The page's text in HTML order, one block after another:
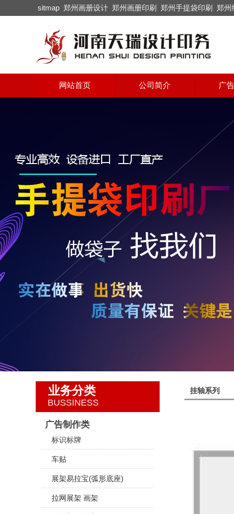
sitmap 郑州画册设计 郑州画册印刷 郑州手提袋印刷 郑州
网站首页 公司简介 广
挂轴系列
业务分类
BUSSINESS
广告制作类
标识标牌
车贴
展架易拉宝(弧形底座)
拉网展架 画架